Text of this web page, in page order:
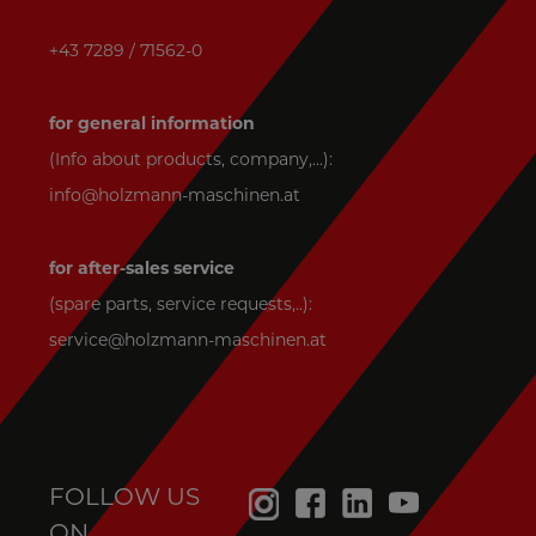
+43 7289 / 71562-0
for general information
(Info about products, company,...):
info@holzmann-maschinen.at
for after-sales service
(spare parts, service requests,..):
service@holzmann-maschinen.at
FOLLOW US